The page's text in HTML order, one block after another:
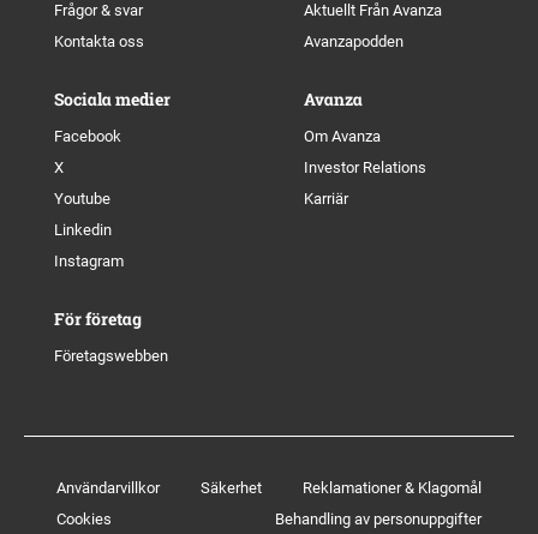
Frågor & svar
Kontakta oss
Aktuellt Från Avanza
Avanzapodden
Sociala medier
Facebook
X
Youtube
Linkedin
Instagram
Avanza
Om Avanza
Investor Relations
Karriär
För företag
Företagswebben
Användarvillkor Säkerhet
Reklamationer & Klagomål
Cookies
Behandling av personuppgifter